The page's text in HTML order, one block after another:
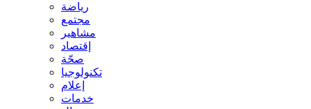
رياضة
مجتمع
مشاهير
إقتصاد
صحّة
تكنولوجيا
إعلام
خدمات